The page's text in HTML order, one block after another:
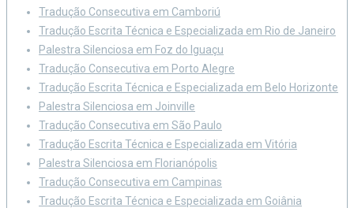
Tradução Consecutiva em Camboriú
Tradução Escrita Técnica e Especializada em Rio de Janeiro
Palestra Silenciosa em Foz do Iguaçu
Tradução Consecutiva em Porto Alegre
Tradução Escrita Técnica e Especializada em Belo Horizonte
Palestra Silenciosa em Joinville
Tradução Consecutiva em São Paulo
Tradução Escrita Técnica e Especializada em Vitória
Palestra Silenciosa em Florianópolis
Tradução Consecutiva em Campinas
Tradução Escrita Técnica e Especializada em Goiânia